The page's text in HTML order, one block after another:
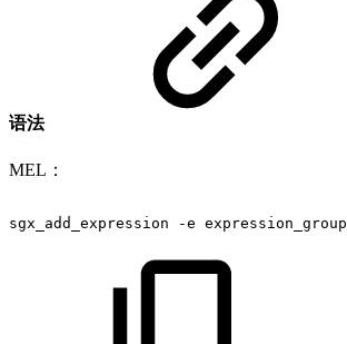
语法
MEL：
sgx_add_expression -e expression_group